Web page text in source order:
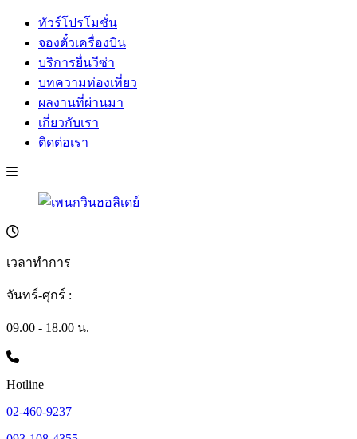
ทัวร์โปรโมชั่น
จองตั๋วเครื่องบิน
บริการยื่นวีซ่า
บทความท่องเที่ยว
ผลงานที่ผ่านมา
เกี่ยวกับเรา
ติดต่อเรา
เวลาทำการ
จันทร์-ศุกร์ :
09.00 - 18.00 น.
Hotline
02-460-9237